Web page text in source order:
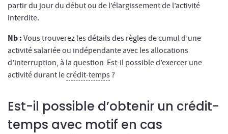
partir du jour du début ou de l’élargissement de l’activité
interdite.
Nb : Vous trouverez les détails des règles de cumul d’une
activité salariée ou indépendante avec les allocations
d’interruption, à la question Est-il possible d’exercer une
activité durant lecrédit-temps?
Est-il possible d’obtenir un crédit-
temps avec motif en cas